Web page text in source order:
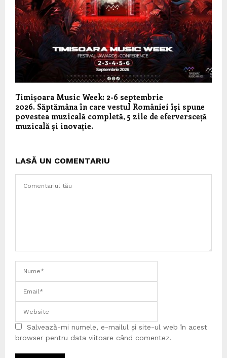
Timișoara Music Week: 2-6 septembrie
2026. Săptămâna în care vestul României își spune
povestea muzicală completă, 5 zile de eferversceță
muzicală și inovație.
LASĂ UN COMENTARIU
Salvează-mi numele, e-mailul și site-ul web în acest
browser pentru data viitoare când comentez.